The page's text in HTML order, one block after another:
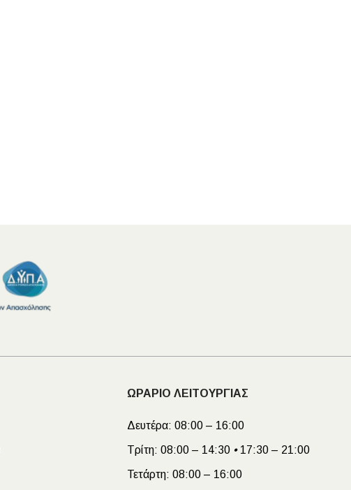
ΩΡΑΡΙΟ ΛΕΙΤΟΥΡΓΙΑΣ
Δευτέρα: 08:00 – 16:00
Τρίτη: 08:00 – 14:30 •17:30 – 21:00
Τετάρτη: 08:00 – 16:00